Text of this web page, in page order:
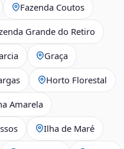
Fazenda Coutos
Grande do Retiro
Graça
Horto Florestal
Amarela
Ilha de Maré